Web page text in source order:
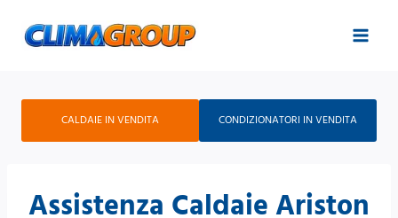
CALDAIE IN VENDITA CONDIZIONATORI IN VENDITA
Assistenza Caldaie Ariston